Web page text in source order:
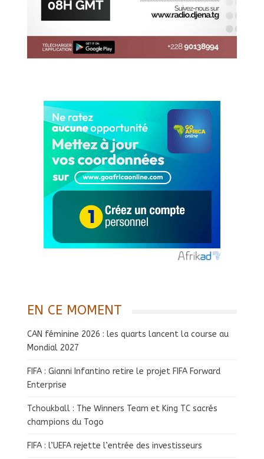
EN CE MOMENT
CAN féminine 2026 : les quarts lancent la course au
Mondial 2027
FIFA : Gianni Infantino retire le projet FIFA Forward
Enterprise
Tchoukball : The Winners Team et King TC sacrés
champions du Togo
FIFA : l’UEFA rejette l’entrée des investisseurs